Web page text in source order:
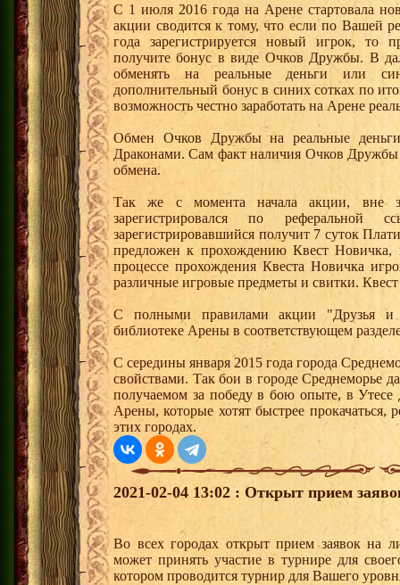
С 1 июля 2016 года на Арене стартовала
акции сводится к тому, что если по Вашей
года зарегистрируется новый игрок,
получите бонус в виде Очков Дружбы. В
обменять на реальные деньги или
дополнительный бонус в синих сотках по
возможность честно заработать на Арене
Обмен Очков Дружбы на реальные деньги
Драконами. Сам факт наличия Очков Дружбы
обмена.
Так же с момента начала акции, вне
зарегистрировался по
зарегистрировавшийся получит 7 суток
предложен к прохождению Квест
процессе прохождения Квеста Новичка
различные игровые предметы и свитки.
С полными правилами акции "Друзья и
библиотеке Арены в соответствующем
С середины января 2015 года города
свойствами. Так бои в городе Среднеморье
получаемом за победу в бою опыте, в
Арены, которые хотят быстрее прокачаться,
этих городах.
2021-02-04 13:02 : Открыт прием
Во всех городах открыт прием заявок на
может принять участие в турнире для
котором проводится турнир для Вашего